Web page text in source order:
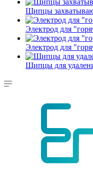
Щипцы
Электрод для
Электрод для
Щипцы для